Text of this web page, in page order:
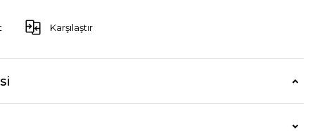
Karşılaştır